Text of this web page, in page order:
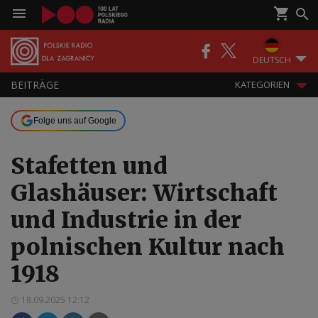
DEUTSCH
BEITRÄGE KATEGORIEN
Folge uns auf Google
Stafetten und
Glashäuser: Wirtschaft
und Industrie in der
polnischen Kultur nach
1918
18.09.2025 12:12